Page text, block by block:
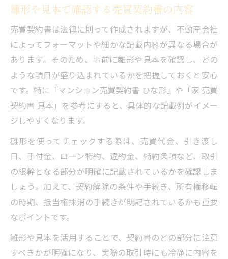
雛形や見本で確認する売買契約書の内容
売買契約書は法律に則って作成されますが、不動産会社
によってフォーマットや細かな記載内容が異なる場合が
あります。そのため、事前に雛形や見本を確認し、どの
ような項目が盛り込まれているかを把握しておくと安心
です。特に「マンション売買契約書 ひな形」や「家 売買
契約書 見本」を参考にすると、具体的な記載例がイメー
ジしやすくなります。
雛形を使ってチェックする際は、売買代金、引き渡し
日、手付金、ローン特約、違約金、特約条項など、取引
の根幹となる部分が明確に記載されているかを確認しま
しょう。加えて、契約解除の条件や手続き、所有権移転
の時期、抵当権抹消の手続きが明記されているかも重要
なポイントです。
雛形や見本を活用することで、契約書のどの部分に注意
すべきかが明確になり、実際の取引時にも冷静に内容を